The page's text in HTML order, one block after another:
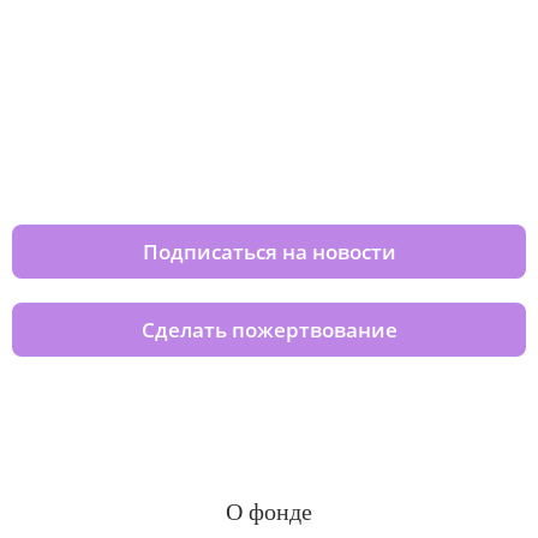
Подписаться на новости
Сделать пожертвование
О фонде